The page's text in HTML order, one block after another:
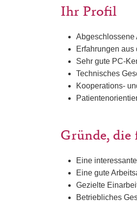
Ihr Profil
Abgeschlossene
Erfahrungen
Sehr gute PC-
Technisches
Kooperations-
Gründe, die
Eine
Eine gute
Gezielte
Betriebliches